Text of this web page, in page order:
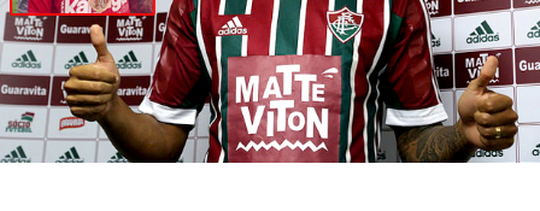
exalta
sua
origem
alvirrubra